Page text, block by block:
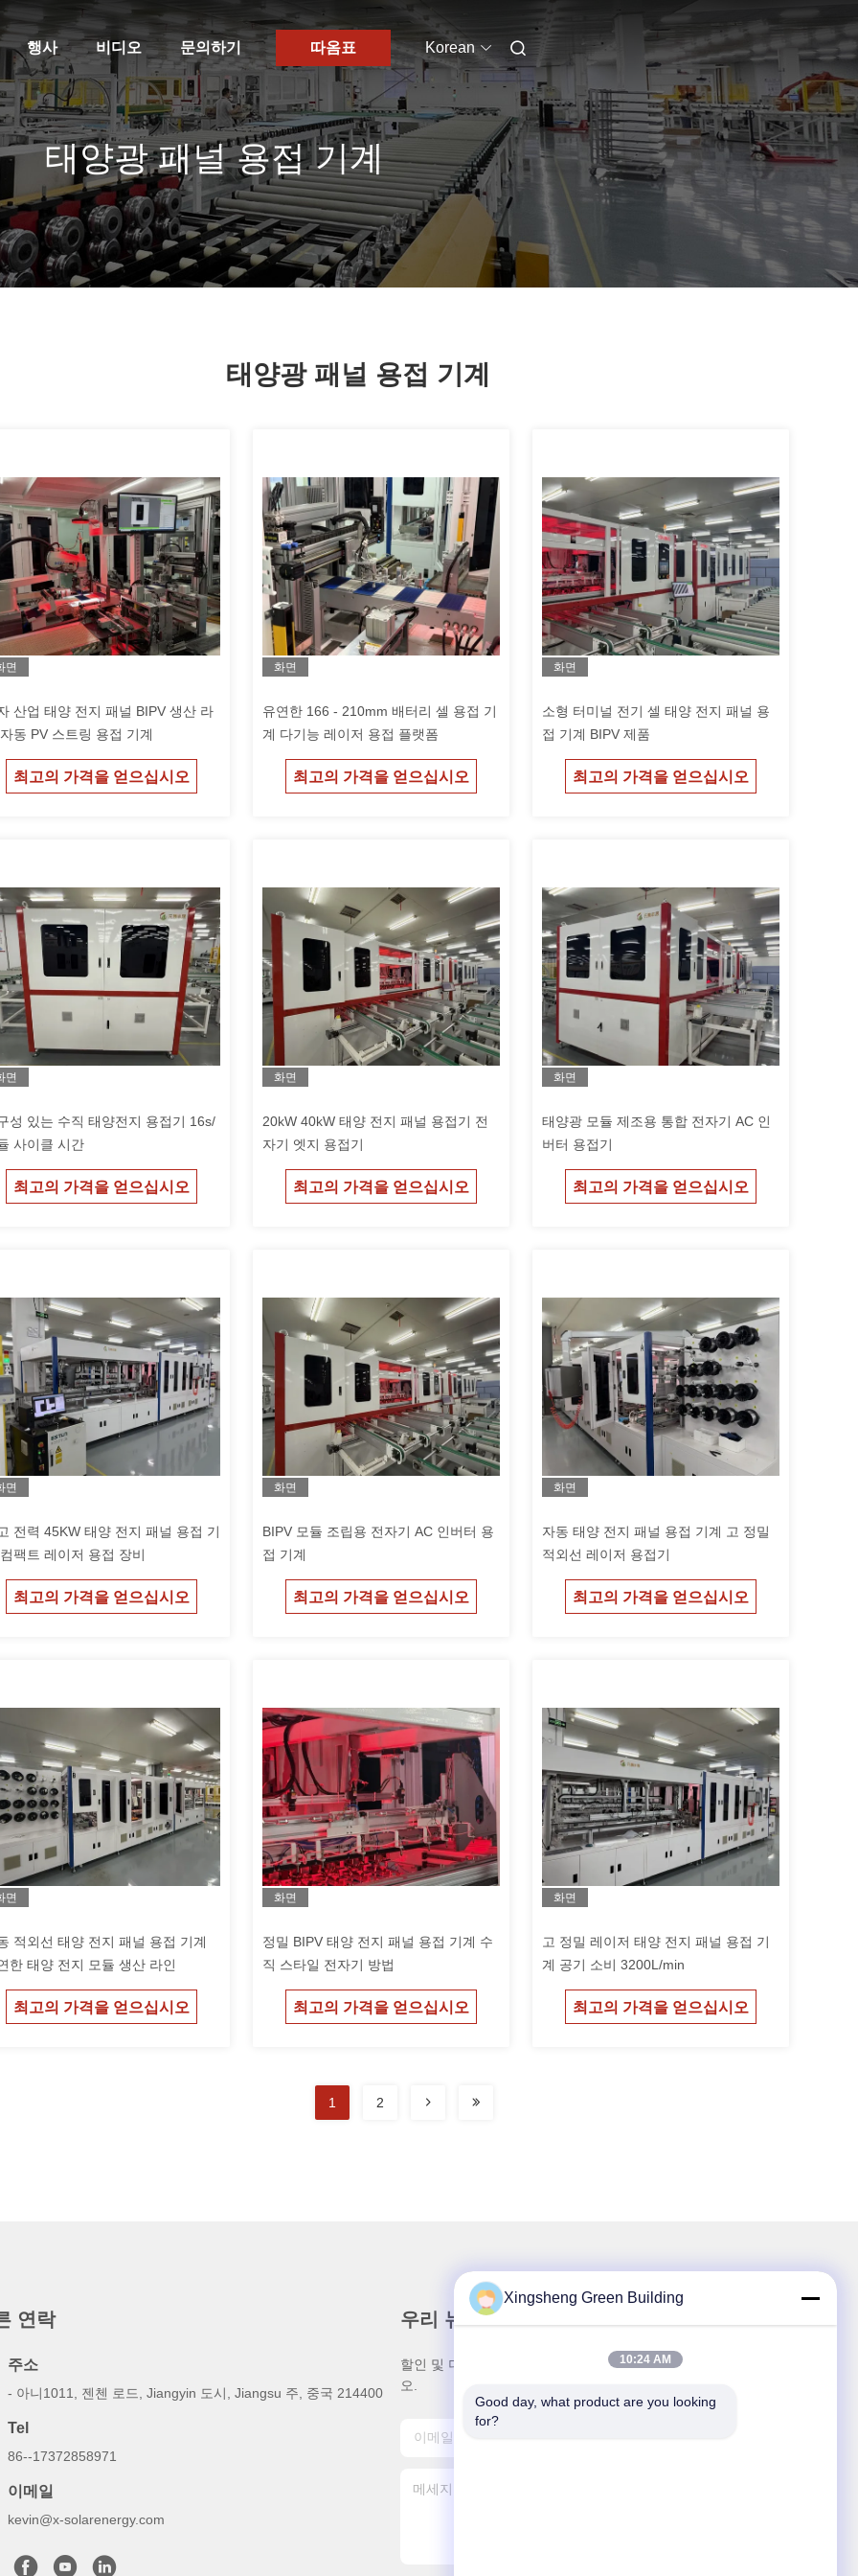
행사 비디오 문의하기 따옴표 Korean
태양광 패널 용접 기계
태양광 패널 용접 기계
면
산업 태양 전지 패널 BIPV 생산 라
동 PV 스트링 용접 기계
최고의 가격을 얻으십시오
화면
유연한 166 - 210mm 배터리 셀 용접 기
계 다기능 레이저 용접 플랫폼
최고의 가격을 얻으십시오
화면
소형 터미널 전기 셀 태양 전지 패널 용
접 기계 BIPV 제품
최고의 가격을 얻으십시오
면
성 있는 수직 태양전지 용접기 16s/
사이클 시간
최고의 가격을 얻으십시오
화면
20kW 40kW 태양 전지 패널 용접기 전
자기 엣지 용접기
최고의 가격을 얻으십시오
화면
태양광 모듈 제조용 통합 전자기 AC 인
버터 용접기
최고의 가격을 얻으십시오
면
전력 45KW 태양 전지 패널 용접 기
팩트 레이저 용접 장비
최고의 가격을 얻으십시오
화면
BIPV 모듈 조립용 전자기 AC 인버터 용
접 기계
최고의 가격을 얻으십시오
화면
자동 태양 전지 패널 용접 기계 고 정밀
적외선 레이저 용접기
최고의 가격을 얻으십시오
면
적외선 태양 전지 패널 용접 기계
한 태양 전지 모듈 생산 라인
최고의 가격을 얻으십시오
화면
정밀 BIPV 태양 전지 패널 용접 기계 수
직 스타일 전자기 방법
최고의 가격을 얻으십시오
화면
고 정밀 레이저 태양 전지 패널 용접 기
계 공기 소비 3200L/min
최고의 가격을 얻으십시오
1 2
연락
주소
- 아니1011, 젠첸 로드, Jiangyin 도시, Jiangsu 주, 중국 214400
Tel
86--17372858971
이메일
kevin@x-solarenergy.com
우리 뉴스레터
할인 및 더 많은 정보를 얻기 위해 뉴스레터에 가입하십시
오.
Xingsheng Green Building
10:24 AM
Good day, what product are you looking
for?